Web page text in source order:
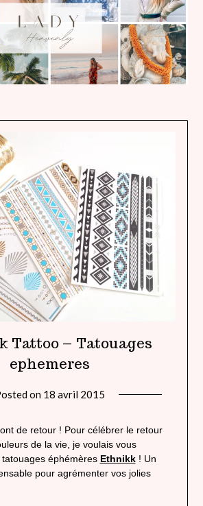
Tattoo – Tatouages
ephemeres
on 18 avril 2015
heavenly
de retour ! Pour célébrer le retour
de la vie, je voulais vous
éphémères Ethnikk! Un
pour agrémenter vos jolies